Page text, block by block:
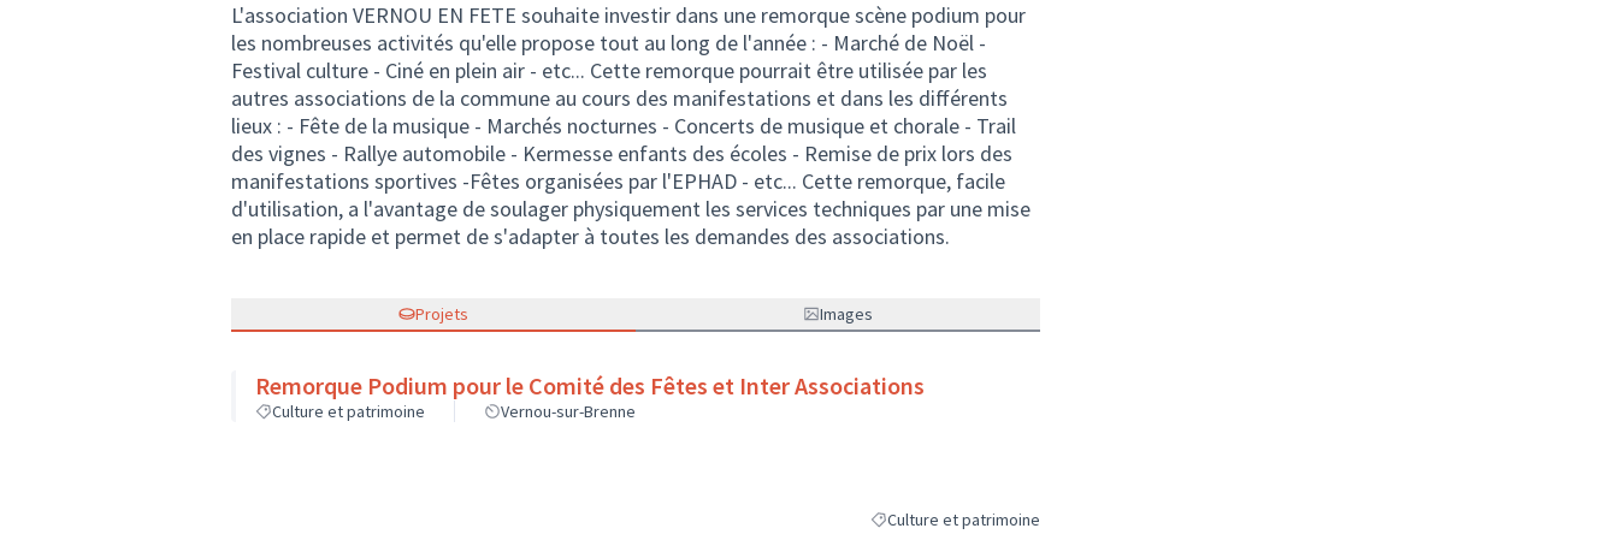
L'association VERNOU EN FETE souhaite investir dans une remorque scène podium pour
les nombreuses activités qu'elle propose tout au long de l'année : - Marché de Noël -
Festival culture - Ciné en plein air - etc... Cette remorque pourrait être utilisée par les
autres associations de la commune au cours des manifestations et dans les différents
lieux : - Fête de la musique - Marchés nocturnes - Concerts de musique et chorale - Trail
des vignes - Rallye automobile - Kermesse enfants des écoles - Remise de prix lors des
manifestations sportives -Fêtes organisées par l'EPHAD - etc... Cette remorque, facile
d'utilisation, a l'avantage de soulager physiquement les services techniques par une mise
en place rapide et permet de s'adapter à toutes les demandes des associations.
Projets Images
Remorque Podium pour le Comité des Fêtes et Inter Associations
Culture et patrimoine Vernou-sur-Brenne
Filtrer les résultats de la catégorie : Culture et patrimoine
Culture et patrimoine